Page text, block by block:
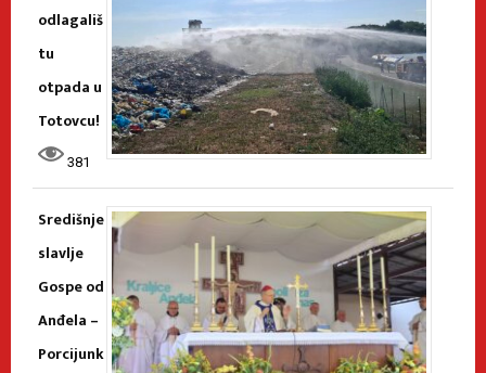
odlagališ
tu
otpada u
Totovcu!
381
Središnje
slavlje
Gospe od
Anđela –
Porcijunk